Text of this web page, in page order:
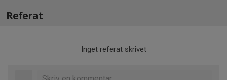
Referat
Inget referat skrivet